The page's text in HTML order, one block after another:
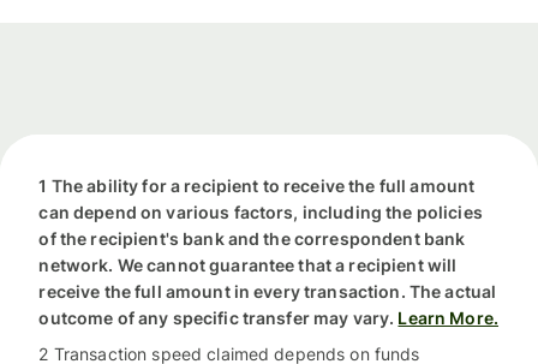
1 The ability for a recipient to receive the full amount
can depend on various factors, including the policies
of the recipient's bank and the correspondent bank
network. We cannot guarantee that a recipient will
receive the full amount in every transaction. The actual
outcome of any specific transfer may vary. Learn More.
2 Transaction speed claimed depends on funds